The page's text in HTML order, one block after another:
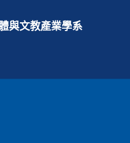
與文教產業學系